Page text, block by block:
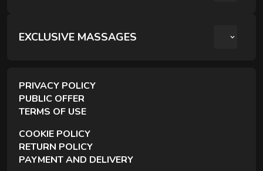
КРЕОЛЬСЬКИЙ ПАРНИЙ РЕЛАКС
EXCLUSIVE MASSAGES
PRIVACY POLICY
PUBLIC OFFER
TERMS OF USE
COOKIE POLICY
RETURN POLICY
PAYMENT AND DELIVERY